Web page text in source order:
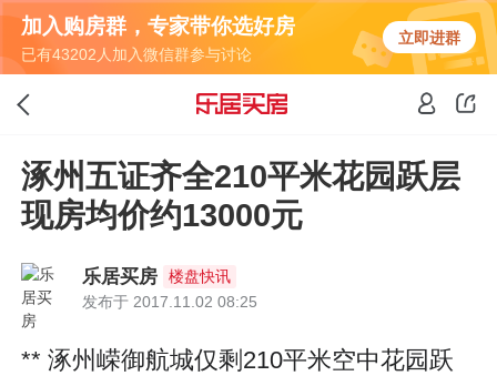
加入购房群，专家带你选好房
已有43202人加入微信群参与讨论
立即进群
涿州五证齐全210平米花园跃层
现房均价约13000元
乐居买房
楼盘快讯
发布于 2017.11.02 08:25
** 涿州嵘御航城仅剩210平米空中花园跃